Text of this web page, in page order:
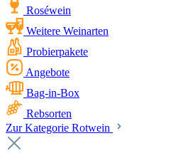
Roséwein
Weitere Weinarten
Probierpakete
Angebote
Bag-in-Box
Rebsorten
Zur Kategorie Rotwein